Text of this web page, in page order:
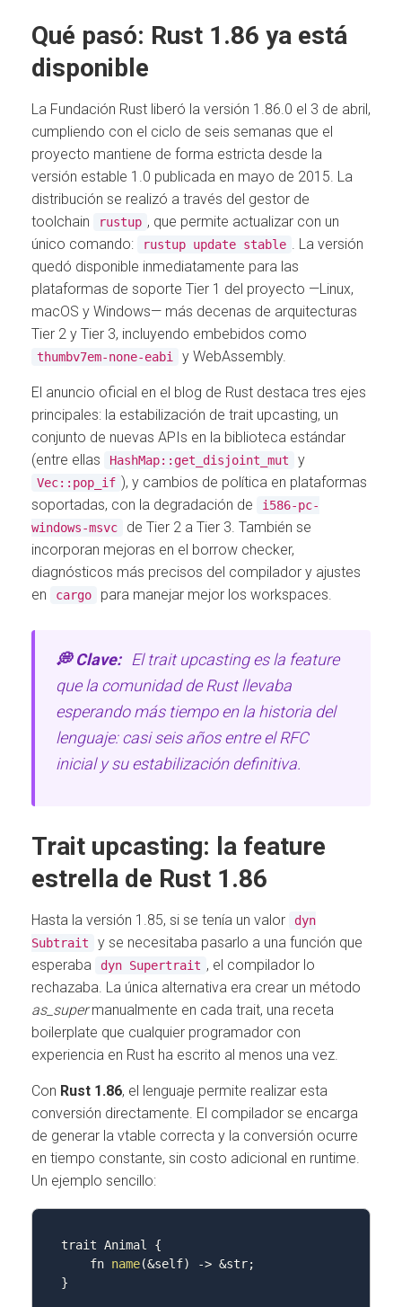
Qué pasó: Rust 1.86 ya está
disponible
La Fundación Rust liberó la versión 1.86.0 el 3 de abril,
cumpliendo con el ciclo de seis semanas que el
proyecto mantiene de forma estricta desde la
versión estable 1.0 publicada en mayo de 2015. La
distribución se realizó a través del gestor de
toolchain
rustup , que permite actualizar con un
único comando:
rustup update stable . La versión
quedó disponible inmediatamente para las
plataformas de soporte Tier 1 del proyecto —Linux,
macOS y Windows— más decenas de arquitecturas
Tier 2 y Tier 3, incluyendo embebidos como
thumbv7em-none-eabi y WebAssembly.
El anuncio oficial en el blog de Rust destaca tres ejes
principales: la estabilización de trait upcasting, un
conjunto de nuevas APIs en la biblioteca estándar
(entre ellas
HashMap::get_disjoint_mut y
Vec::pop_if ), y cambios de política en plataformas
soportadas, con la degradación de
i586-pc-
windows-msvc
de Tier 2 a Tier 3. También se
incorporan mejoras en el borrow checker,
diagnósticos más precisos del compilador y ajustes
en
cargo para manejar mejor los workspaces.
💭 Clave:
El trait upcasting es la feature
que la comunidad de Rust llevaba
esperando más tiempo en la historia del
lenguaje: casi seis años entre el RFC
inicial y su estabilización definitiva.
Trait upcasting: la feature
estrella de Rust 1.86
Hasta la versión 1.85, si se tenía un valor
dyn
Subtrait
y se necesitaba pasarlo a una función que
esperaba
dyn Supertrait , el compilador lo
rechazaba. La única alternativa era crear un método
as_supermanualmente en cada trait, una receta
boilerplate que cualquier programador con
experiencia en Rust ha escrito al menos una vez.
Con Rust 1.86, el lenguaje permite realizar esta
conversión directamente. El compilador se encarga
de generar la vtable correcta y la conversión ocurre
en tiempo constante, sin costo adicional en runtime.
Un ejemplo sencillo:
trait Animal {
    fn
name(&self) -> &str;
}